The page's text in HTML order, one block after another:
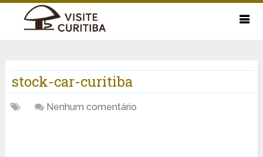
stock-car-curitiba
Nenhum comentário